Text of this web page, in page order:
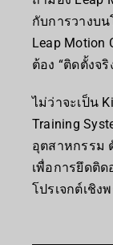
กับการวางบ
Leap Motion
ต้อง “ติดตั้งจริ
ไม่ว่าจะเป็น
Training
อุตสาหกรรม
เพื่อการยึดติ
โปรเจกต์เชิ